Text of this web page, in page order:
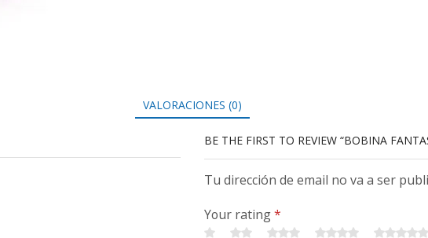
VALORACIONES (0)
BE THE FIRST TO REVIEW “BOBINA
Tu dirección de email no va a ser
Your rating*